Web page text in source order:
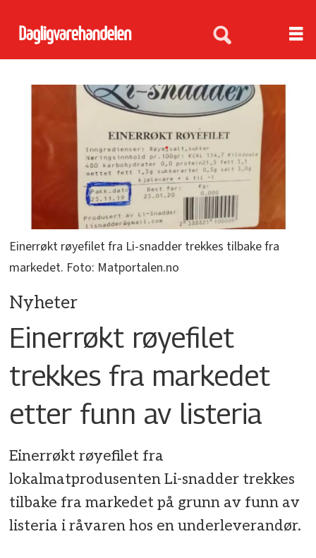
Einerrøkt røyefilet fra Li-snadder trekkes tilbake fra
markedet. Foto: Matportalen.no
Nyheter
Einerrøkt røyefilet
trekkes fra markedet
etter funn av listeria
Einerrøkt røyefilet fra
lokalmatprodusenten Li-snadder trekkes
tilbake fra markedet på grunn av funn av
listeria i råvaren hos en underleverandør.